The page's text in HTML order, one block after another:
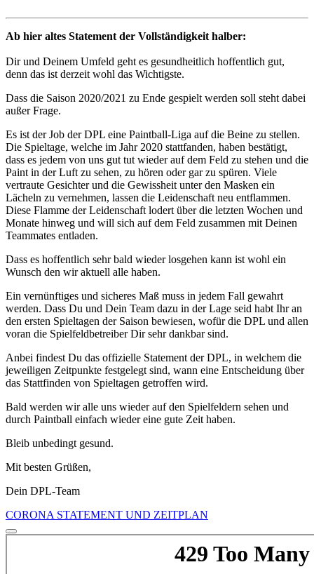
Ab hier altes Statement der Vollständigkeit halber:
Dir und Deinem Umfeld geht es gesundheitlich hoffentlich gut,
denn das ist derzeit wohl das Wichtigste.
Dass die Saison 2020/2021 zu Ende gespielt werden soll steht dabei
außer Frage.
Es ist der Job der DPL eine Paintball-Liga auf die Beine zu stellen.
Die Spieltage, welche im Jahr 2020 stattfanden, haben bestätigt,
dass es jedem von uns gut tut wieder auf dem Feld zu stehen und die
Paint in der Luft zu sehen, zu hören oder gar zu spüren. Viele
vertraute Gesichter und die Gewissheit unter den Masken ein
Lächeln zu vernehmen, lassen die Leidenschaft neu entflammen.
Diese Flamme der Leidenschaft lodert über die letzten Wochen und
Monate hinweg und will sich auf dem Feld zusammen mit Deinen
Teammates entladen.
Dass es hoffentlich sehr bald wieder losgehen kann ist wohl ein
Wunsch den wir aktuell alle haben.
Ein vernünftiges und sicheres Maß muss in jedem Fall gewahrt
werden. Dass Du und Dein Team dazu in der Lage seid habt Ihr an
den ersten Spieltagen der Saison bewiesen, wofür die DPL und allen
voran die Spielfeldbetreiber Dir sehr dankbar sind.
Anbei findest Du das offizielle Statement der DPL, in welchem die
jeweiligen Zeitpunkte festgelegt sind, wann eine Entscheidung über
das Stattfinden von Spieltagen getroffen wird.
Bald werden wir alle uns wieder auf den Spielfeldern sehen und
durch Paintball einfach wieder eine gute Zeit haben.
Bleib unbedingt gesund.
Mit besten Grüßen,
Dein DPL-Team
CORONA STATEMENT UND ZEITPLAN